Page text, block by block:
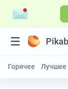
Горячее Лучшее